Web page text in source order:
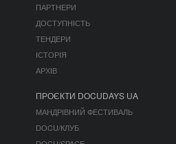
ПАРТНЕРИ
ДОСТУПНІСТЬ
ТЕНДЕРИ
ІСТОРІЯ
АРХІВ
ПРОЄКТИ DOCUDAYS UA
МАНДРІВНИЙ ФЕСТИВАЛЬ
DOCU/КЛУБ